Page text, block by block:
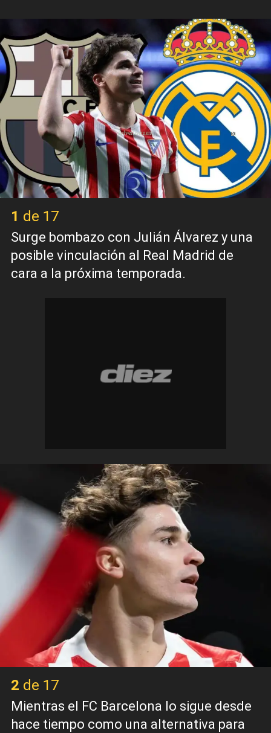
1 de 17
Surge bombazo con Julián Álvarez y una
posible vinculación al Real Madrid de
cara a la próxima temporada.
2 de 17
Mientras el FC Barcelona lo sigue desde
hace tiempo como una alternativa para
X